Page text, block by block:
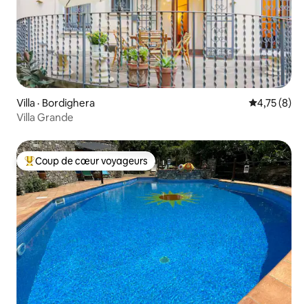
Villa · Bordighera Note
4,75 (8)
Villa Grande
Coup de cœur voyageurs parmi les plus aimés
Coup de cœur voyageurs